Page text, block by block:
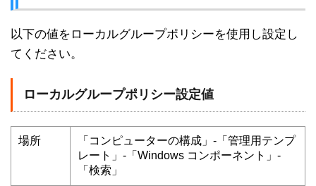
以下の値をローカルグループポリシーを使用し設定し
てください。
ローカルグループポリシー設定値
場所
「コンピューターの構成」-「管理用テンプ
レート」-「Windows コンポーネント」-
「検索」